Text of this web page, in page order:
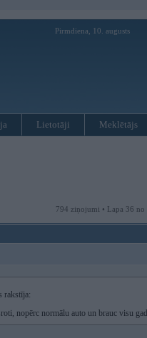
Pirmdiena, 10. augusts
Lietotāji Meklētājs
794 ziņojumi • Lapa 36
rakstīja:
nopērc normālu auto un brauc visu